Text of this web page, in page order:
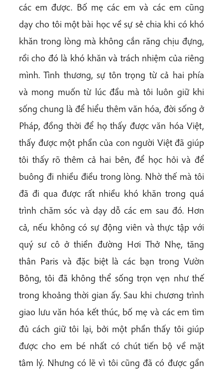
các em được. Bố mẹ các em và các em cũng
dạy cho tôi một bài học về sự sẻ chia khi có khó
khăn trong lòng mà không cắn răng chịu đựng,
rồi cho đó là khó khăn và trách nhiệm của riêng
mình. Tình thương, sự tôn trọng từ cả hai phía
và mong muốn từ lúc đầu mà tôi luôn giữ khi
sống chung là để hiểu thêm văn hóa, đời sống ở
Pháp, đồng thời để họ thấy được văn hóa Việt,
thấy được một phần của con người Việt đã giúp
tôi thấy rõ thêm cả hai bên, để học hỏi và để
buông đi nhiều điều trong lòng. Nhờ thế mà tôi
đã đi qua được rất nhiều khó khăn trong quá
trình chăm sóc và dạy dỗ các em sau đó. Hơn
cả, nếu không có sự động viên và thực tập với
quý sư cô ở thiền đường Hơi Thở Nhẹ, tăng
thân Paris và đặc biệt là các bạn trong Vườn
Bông, tôi đã không thể sống trọn vẹn như thế
trong khoảng thời gian ấy. Sau khi chương trình
giao lưu văn hóa kết thúc, bố mẹ và các em tìm
đủ cách giữ tôi lại, bởi một phần thấy tôi giúp
được cho em bé nhất có chút tiến bộ về mặt
tâm lý. Nhưng có lẽ vì tôi cũng đã có được gần